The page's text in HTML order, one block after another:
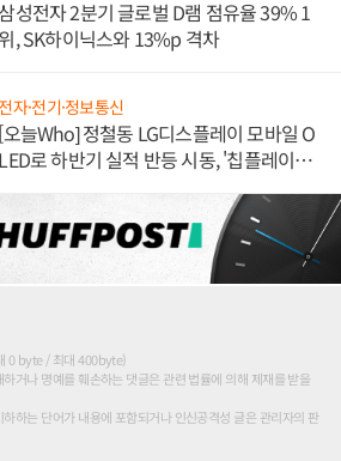
삼성전자 2분기 글로벌 D램 점유율 39% 1
위, SK하이닉스와 13%p 격차
전자·전기·정보통신
[오늘Who] 정철동 LG디스플레이 모바일 O
LED로 하반기 실적 반등 시동, '칩플레이
0 byte / 최대 400byte)
거나 명예를 훼손하는 댓글은 관련 법률에 의해 제재를 받을
하는 단어가 내용에 포함되거나 인신공격성 글은 관리자의 판